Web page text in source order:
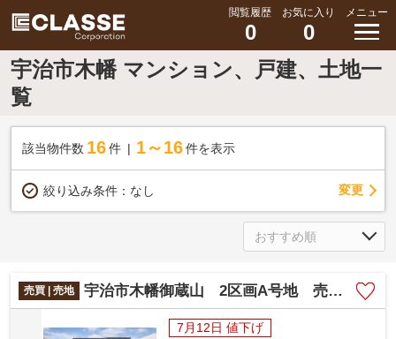
閲覧履歴
0
お気に入り
0
メニュー
宇治市木幡 マンション、戸建、土地一
覧
該当物件数 16件 1～16 件を表示
絞り込み条件： なし 変更
売買 | 売地 宇治市木幡御蔵山 2区画A号地 売土地 建築条件付き
7月12日 値下げ